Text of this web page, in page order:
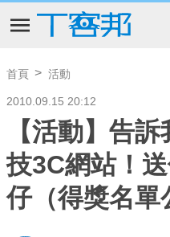
首頁 活動
2010.09.15 20:12
【活動】告
技3C網站！
仔（得獎名單